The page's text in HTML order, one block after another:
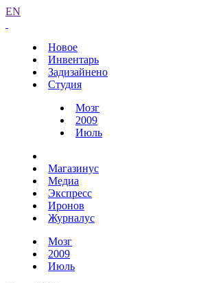
EN
Новое
Инвентарь
Задизайнено
Студия
Мозг
2009
Июль
Магазинус
Медиа
Экспресс
Иронов
Журналус
Мозг
2009
Июль